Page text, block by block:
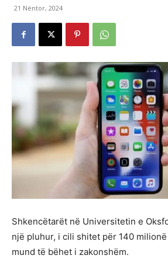
21 Nëntor, 2024
Shkencëtarët në Universitetin e
një pluhur, i cili shitet për 140
mund të bëhet i zakonshëm.